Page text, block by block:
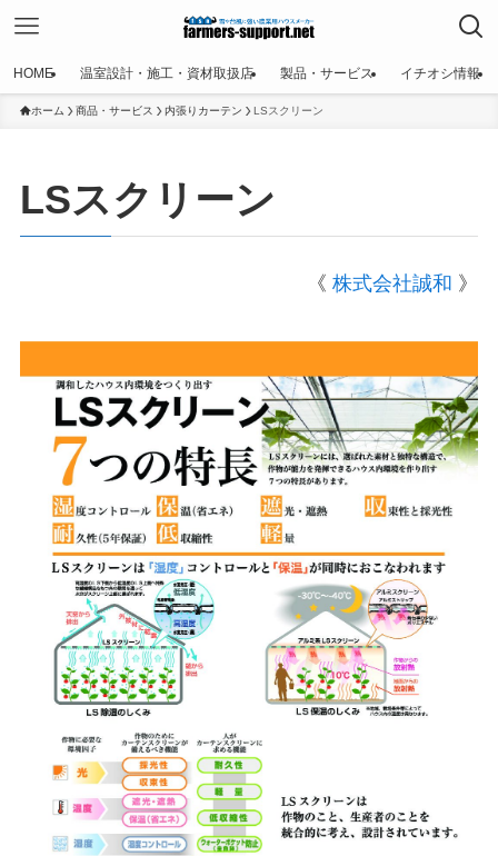
HOME 温室設計・施工・資材取扱店 製品・サービス イチオシ情報
ホーム 商品・サービス 内張りカーテン LSスクリーン
LSスクリーン
《株式会社誠和 》